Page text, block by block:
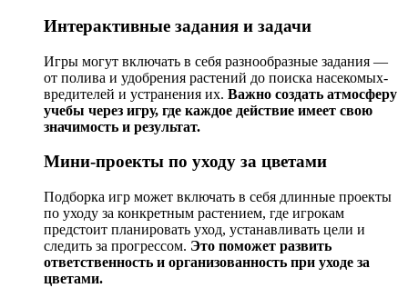
Интерактивные задания и задачи
Игры могут включать в себя разнообразные задания —
от полива и удобрения растений до поиска насекомых-
вредителей и устранения их. Важно создать атмосферу
учебы через игру, где каждое действие имеет свою
значимость и результат.
Мини-проекты по уходу за цветами
Подборка игр может включать в себя длинные проекты
по уходу за конкретным растением, где игрокам
предстоит планировать уход, устанавливать цели и
следить за прогрессом. Это поможет развить
ответственность и организованность при уходе за
цветами.